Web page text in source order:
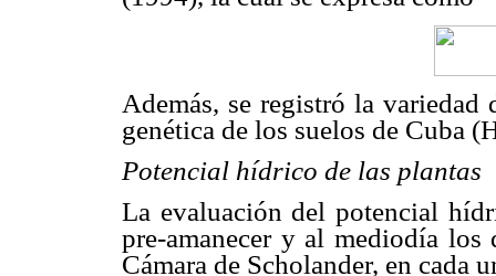
Además, se registró la
genética de los suelos de Cuba
Potencial hídrico de las plantas
La evaluación del potencial
pre-amanecer y al mediodía
Cámara de Scholander, en cada